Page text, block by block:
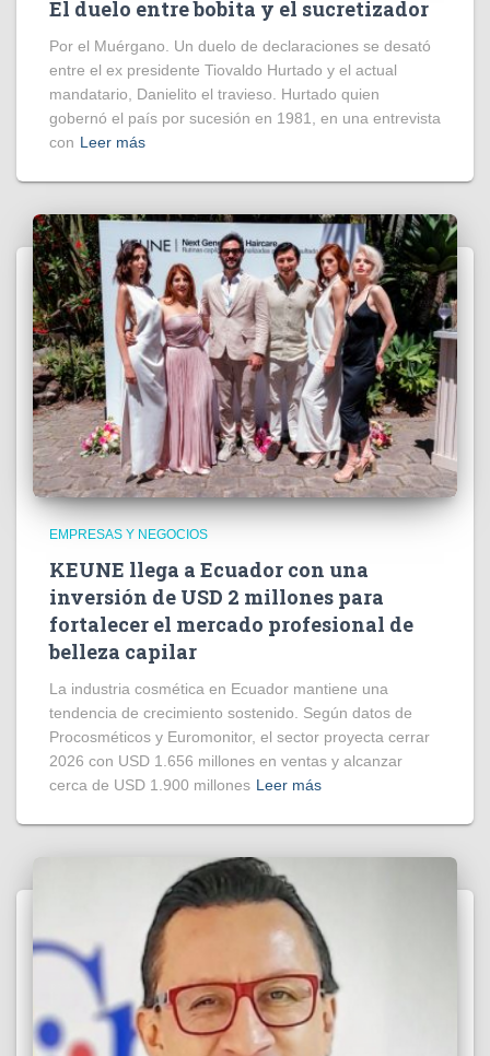
El duelo entre bobita y el sucretizador
Por el Muérgano. Un duelo de declaraciones se desató
entre el ex presidente Tiovaldo Hurtado y el actual
mandatario, Danielito el travieso. Hurtado quien
gobernó el país por sucesión en 1981, en una entrevista
con Leer más
EMPRESAS Y NEGOCIOS
KEUNE llega a Ecuador con una
inversión de USD 2 millones para
fortalecer el mercado profesional de
belleza capilar
La industria cosmética en Ecuador mantiene una
tendencia de crecimiento sostenido. Según datos de
Procosméticos y Euromonitor, el sector proyecta cerrar
2026 con USD 1.656 millones en ventas y alcanzar
cerca de USD 1.900 millones Leer más